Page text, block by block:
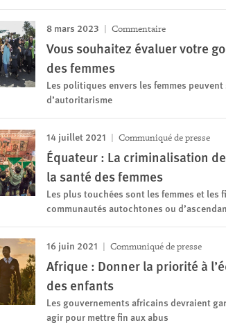
8 mars 2023 Commentaire
Vous souhaitez évaluer votre
des femmes
Les politiques envers les femmes
d’autoritarisme
14 juillet 2021 Communiqué de presse
Équateur : La criminalisation
la santé des femmes
Les plus touchées sont les femmes et
communautés autochtones ou
16 juin 2021 Communiqué de presse
Afrique : Donner la priorité à
des enfants
Les gouvernements africains devraient
agir pour mettre fin aux abus